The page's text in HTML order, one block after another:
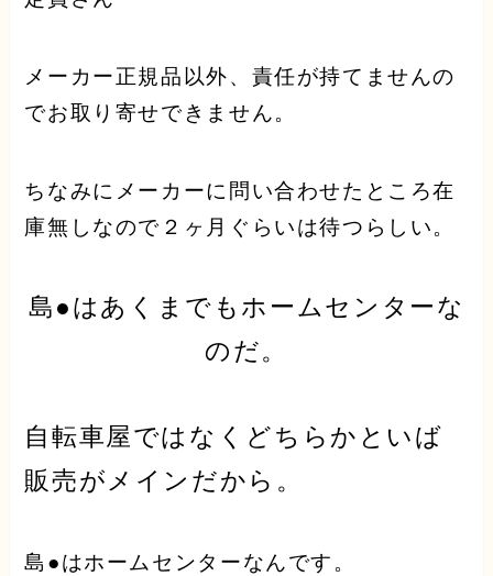
メーカー正規品以外、責任が持てませんの
でお取り寄せできません。
ちなみにメーカーに問い合わせたところ在
庫無しなので２ヶ月ぐらいは待つらしい。
島●はあくまでもホームセンターな
のだ。
自転車屋ではなくどちらかといば
販売がメイン だから。
島●はホームセンターなんです。